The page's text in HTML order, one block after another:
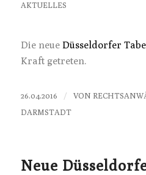
AKTUELLES
Die neue Düsseldorfer
Kraft getreten.
26.04.2016 / VON
DARMSTADT
Neue